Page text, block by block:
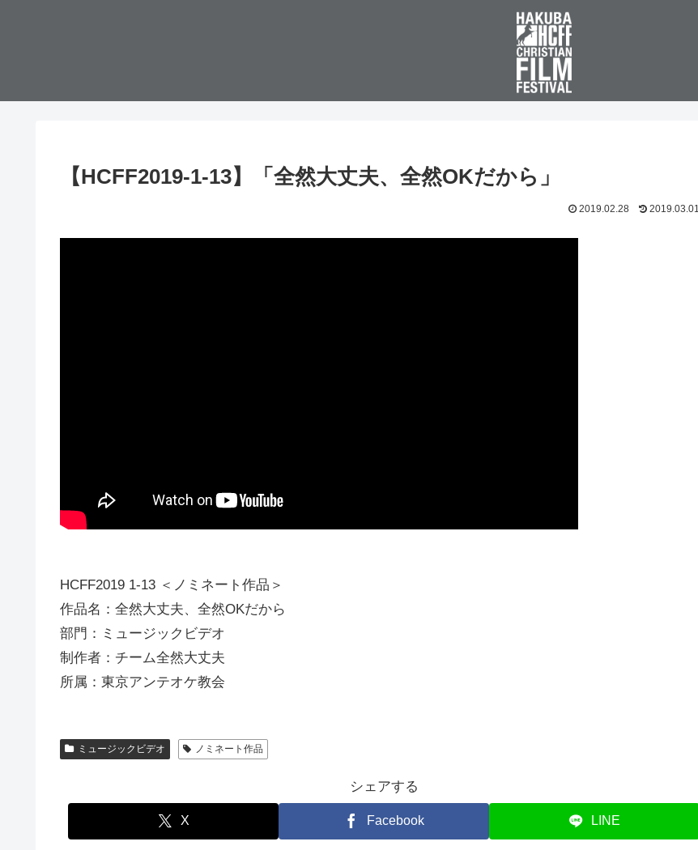
【HCFF2019-1-13】「全然大丈夫、全然OKだから」
2019.02.28 2019.03.01
HCFF2019 1-13 ＜ノミネート作品＞
作品名：全然大丈夫、全然OKだから
部門：ミュージックビデオ
制作者：チーム全然大丈夫
所属：東京アンテオケ教会
ミュージックビデオ ノミネート作品
シェアする
X Facebook LINE